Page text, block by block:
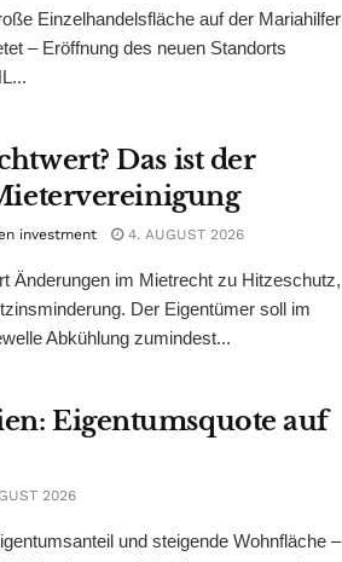
Einzelhandelsfläche auf der Mariahilfer
– Eröffnung des neuen Standorts
Das ist der
investment 4. AUGUST 2026
Änderungen im Mietrecht zu Hitzeschutz,
Der Eigentümer soll im
Abkühlung zumindest...
Eigentumsquote auf
2026
und steigende Wohnfläche –